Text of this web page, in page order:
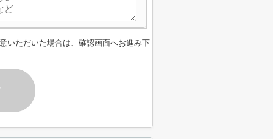
いただいた場合は、確認画面へお進み下